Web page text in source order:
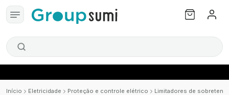
Início Eletricidade Proteção e controle elétrico Limitadores de